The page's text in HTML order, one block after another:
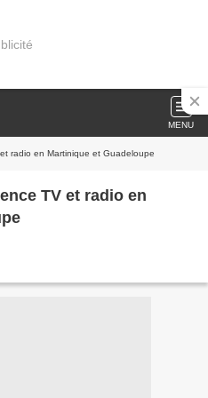
MENU
radio en Martinique et Guadeloupe
TV et radio en